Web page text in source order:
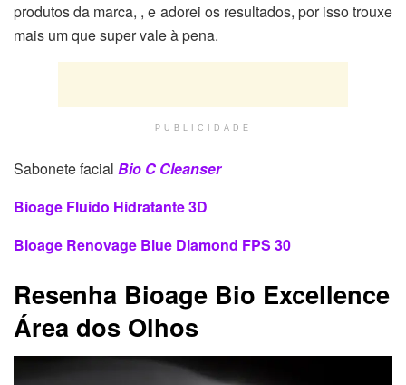
produtos da marca, , e adorei os resultados, por isso trouxe
mais um que super vale à pena.
PUBLICIDADE
Sabonete facial Bio C Cleanser
Bioage Fluido Hidratante 3D
Bioage Renovage Blue Diamond FPS 30
Resenha Bioage Bio Excellence
Área dos Olhos